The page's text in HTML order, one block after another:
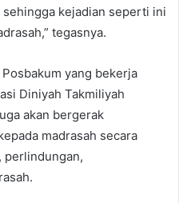
kejadian seperti ini
tegasnya.
yang bekerja
Diniyah Takmiliyah
akan bergerak
madrasah secara
perlindungan,